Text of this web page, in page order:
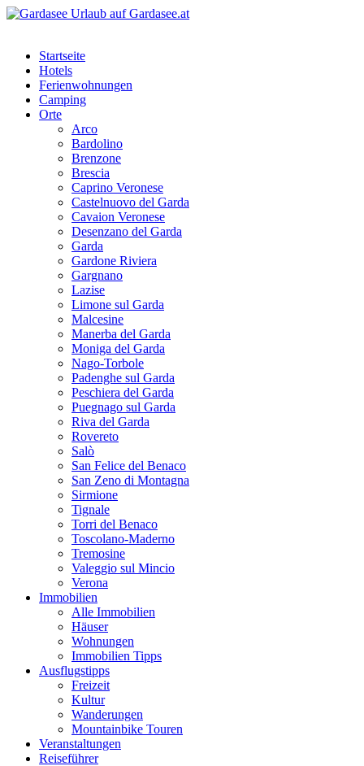
Startseite
Hotels
Ferienwohnungen
Camping
Orte
Arco
Bardolino
Brenzone
Brescia
Caprino Veronese
Castelnuovo del Garda
Cavaion Veronese
Desenzano del Garda
Garda
Gardone Riviera
Gargnano
Lazise
Limone sul Garda
Malcesine
Manerba del Garda
Moniga del Garda
Nago-Torbole
Padenghe sul Garda
Peschiera del Garda
Puegnago sul Garda
Riva del Garda
Rovereto
Salò
San Felice del Benaco
San Zeno di Montagna
Sirmione
Tignale
Torri del Benaco
Toscolano-Maderno
Tremosine
Valeggio sul Mincio
Verona
Immobilien
Alle Immobilien
Häuser
Wohnungen
Immobilien Tipps
Ausflugstipps
Freizeit
Kultur
Wanderungen
Mountainbike Touren
Veranstaltungen
Reiseführer